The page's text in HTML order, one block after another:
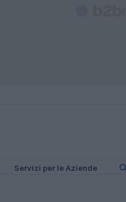
Servizi per le Aziende